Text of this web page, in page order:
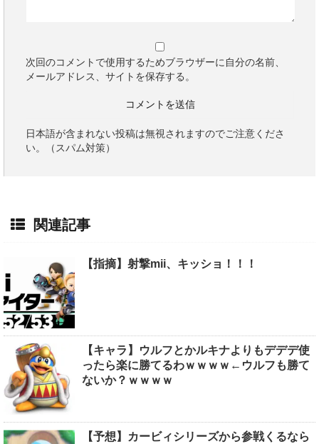
次回のコメントで使用するためブラウザーに自分の名前、
メールアドレス、サイトを保存する。
日本語が含まれない投稿は無視されますのでご注意くださ
い。（スパム対策）
関連記事
【指摘】射撃mii、キッショ！！！
【キャラ】ウルフとかルキナよりもデデデ使
ったら楽に勝てるわｗｗｗｗ←ウルフも勝て
ないか？ｗｗｗｗ
【予想】カービィシリーズから参戦くるなら